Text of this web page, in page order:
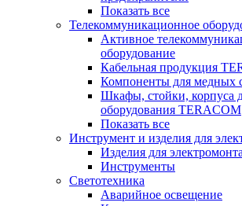
Показать все
Телекоммуникационное
Активное
оборудование
Кабельная продукция
Компоненты для медных
Шкафы, стойки, корпуса
оборудования TERACOM
Показать все
Инструмент и изделия для
Изделия для
Инструменты
Светотехника
Аварийное освещение